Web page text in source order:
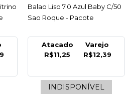
COMPRAR
COMPARAR
ACESSAR
Balao Liso 7.0 Azul Baby C/50
Sao Roque - Pacote
Atacado
R$11,25
Varejo
R$12,39
INDISPONÍVEL